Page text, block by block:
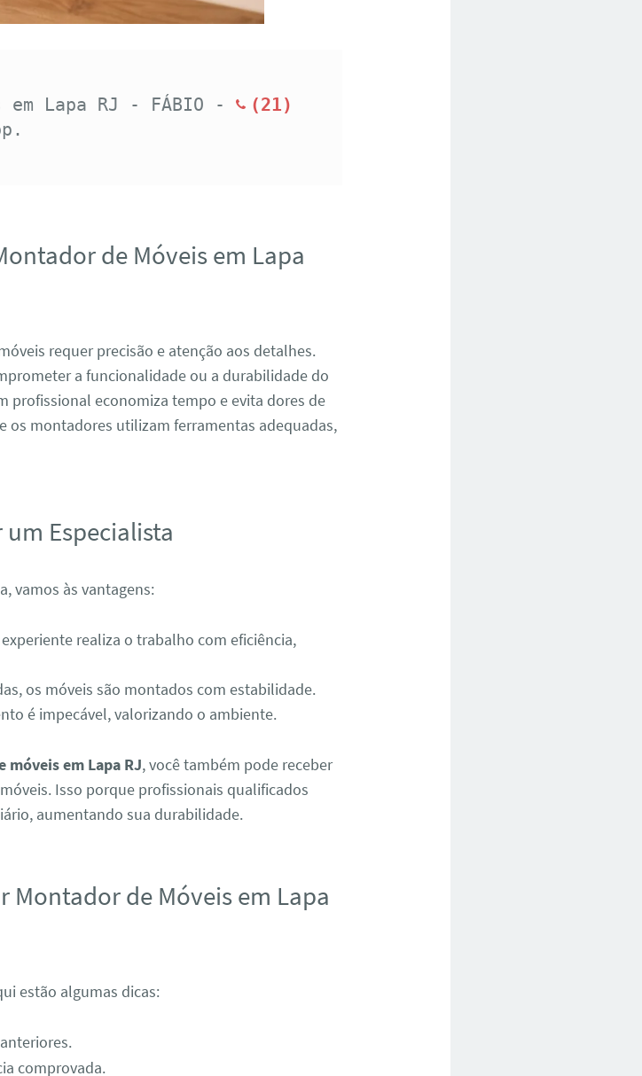
em Lapa RJ - FÁBIO -
(21)
de Móveis em Lapa
requer precisão e atenção aos detalhes.
a funcionalidade ou a durabilidade do
profissional economiza tempo e evita dores de
os montadores utilizam ferramentas adequadas,
Especialista
vamos às vantagens:
realiza o trabalho com eficiência,
os móveis são montados com estabilidade.
é impecável, valorizando o ambiente.
móveis em Lapa RJ, você também pode receber
Isso porque profissionais qualificados
aumentando sua durabilidade.
Montador de Móveis em Lapa
estão algumas dicas:
comprovada.